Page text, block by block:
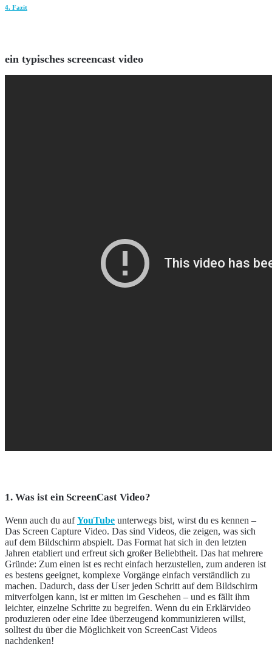
4. Fazit
ein typisches screencast video
1. Was ist ein ScreenCast Video?
Wenn auch du aufYouTube unterwegs bist, wirst du es kennen –
Das Screen Capture Video. Das sind Videos, die zeigen, was sich
auf dem Bildschirm abspielt. Das Format hat sich in den letzten
Jahren etabliert und erfreut sich großer Beliebtheit. Das hat mehrere
Gründe: Zum einen ist es recht einfach herzustellen, zum anderen ist
es bestens geeignet, komplexe Vorgänge einfach verständlich zu
machen. Dadurch, dass der User jeden Schritt auf dem Bildschirm
mitverfolgen kann, ist er mitten im Geschehen – und es fällt ihm
leichter, einzelne Schritte zu begreifen. Wenn du ein Erklärvideo
produzieren oder eine Idee überzeugend kommunizieren willst,
solltest du über die Möglichkeit von ScreenCast Videos
nachdenken!